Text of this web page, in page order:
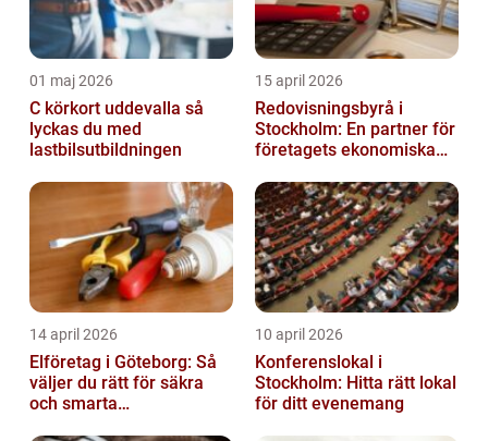
01 maj 2026
C körkort uddevalla så
lyckas du med
lastbilsutbildningen
15 april 2026
Redovisningsbyrå i
Stockholm: En partner för
företagets ekonomiska
14 april 2026
Elföretag i Göteborg: Så
väljer du rätt för säkra
och smarta
10 april 2026
Konferenslokal i
Stockholm: Hitta rätt lokal
för ditt evenemang